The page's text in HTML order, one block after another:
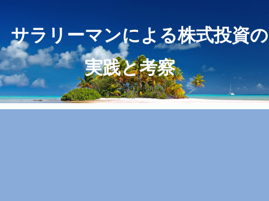
サラリーマンによる株式投資の
実践と考察